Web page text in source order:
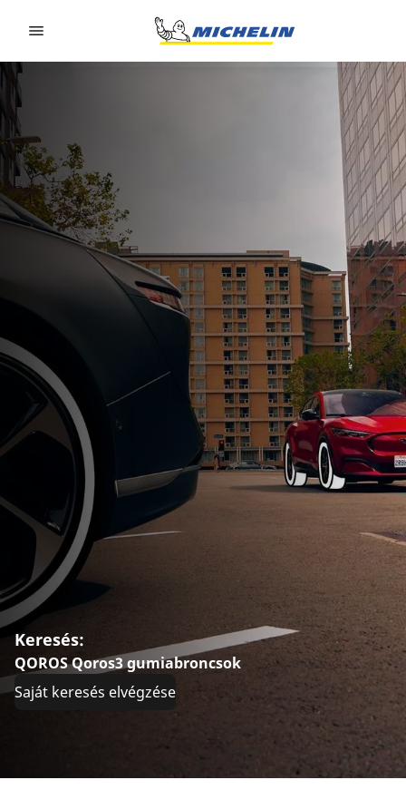
Keresés:
QOROS Qoros3 gumiabroncsok
Saját keresés elvégzése